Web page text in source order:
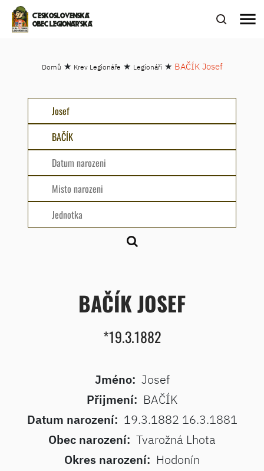
ČESKOSLOVENSKÁ
OBEC LEGIONÁŘSKÁ
menu
Domů ★ Krev Legionáře ★ Legionáři ★ BAČÍK Josef
BAČÍK JOSEF
*19.3.1882
Jméno: Josef
Přijmení: BAČÍK
Datum narození: 19.3.1882 16.3.1881
Obec narození: Tvarožná Lhota
Okres narození: Hodonín